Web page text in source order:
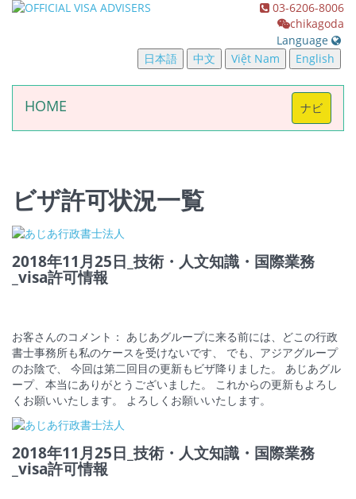
03-6206-8006
chikagoda
Language
日本語
中文 Việt Nam English
切
换
ナビ
HOME
ビザ許可状況一覧
2018年11月25日_技術・人文知識・国際業務
_visa許可情報
お客さんのコメント： あじあグループに来る前には、どこの行政
書士事務所も私のケースを受けないです、 でも、アジアグループ
のお陰で、 今回は第二回目の更新もビザ降りました。 あじあグル
ープ、本当にありがとうございました。 これからの更新もよろし
くお願いいたします。 よろしくお願いいたします。
2018年11月25日_技術・人文知識・国際業務
_visa許可情報